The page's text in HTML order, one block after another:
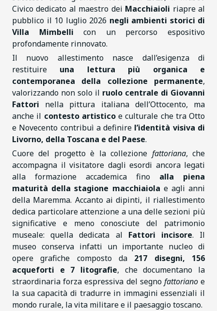
Civico dedicato al maestro dei Macchiaioli riapre al
pubblico il 10 luglio 2026 negli ambienti storici di
Villa Mimbelli con un percorso espositivo
profondamente rinnovato.
Il nuovo allestimento nasce dall’esigenza di
restituire una lettura più organica e
contemporanea della collezione permanente,
valorizzando non solo il ruolo centrale di Giovanni
Fattori nella pittura italiana dell’Ottocento, ma
anche il contesto artisticoe culturale che tra Otto
e Novecento contribuì a definire l’identità visiva di
Livorno, della Toscana e del Paese.
Cuore del progetto è la collezione fattoriana, che
accompagna il visitatore dagli esordi ancora legati
alla formazione accademica fino alla piena
maturità della stagione macchiaiola e agli anni
della Maremma. Accanto ai dipinti, il riallestimento
dedica particolare attenzione a una delle sezioni più
significative e meno conosciute del patrimonio
museale: quella dedicata al Fattori incisore. Il
museo conserva infatti un importante nucleo di
opere grafiche composto da 217 disegni, 156
acqueforti e 7 litografie, che documentano la
straordinaria forza espressiva del segno fattorianoe
la sua capacità di tradurre in immagini essenziali il
mondo rurale, la vita militare e il paesaggio toscano.